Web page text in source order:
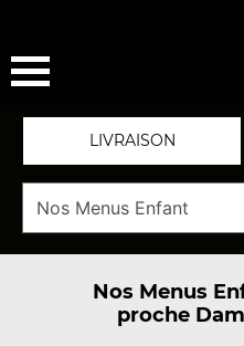
LIVRAISON
Nos Menus
proche